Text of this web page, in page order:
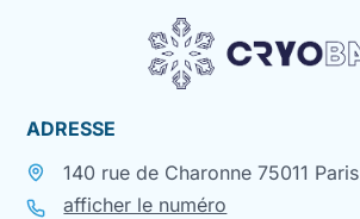
ADRESSE
140 rue de Charonne 75011 Paris
afficher le numéro